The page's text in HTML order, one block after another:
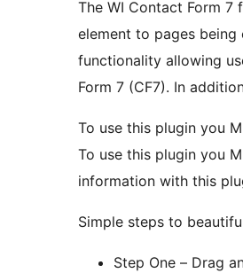
The WI Contact Form
element to pages
functionality allowing
Form 7 (CF7). In
To use this plugin you
To use this plugin you
information with this
Simple steps to
Step One – Drag